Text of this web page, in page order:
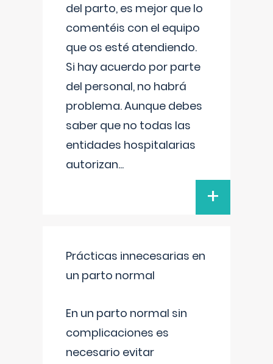
del parto, es mejor que lo
comentéis con el equipo
que os esté atendiendo.
Si hay acuerdo por parte
del personal, no habrá
problema. Aunque debes
saber que no todas las
entidades hospitalarias
autorizan...
+
Prácticas innecesarias en
un parto normal
En un parto normal sin
complicaciones es
necesario evitar